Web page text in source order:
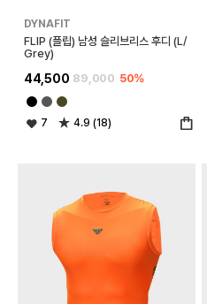
DYNAFIT
FLIP (플립) 남성 슬리브리스 후디 (L/
Grey)
44,500 89,000 50%
7 4.9 (18)